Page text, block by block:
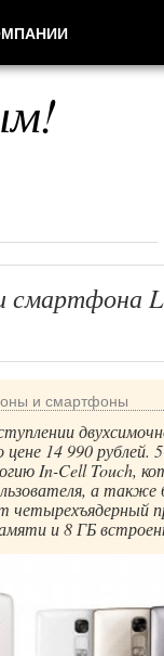
смартфона
и смартфоны
14 990
In-Cell Touch,
а также
четырехъядерный
и 8 ГБ